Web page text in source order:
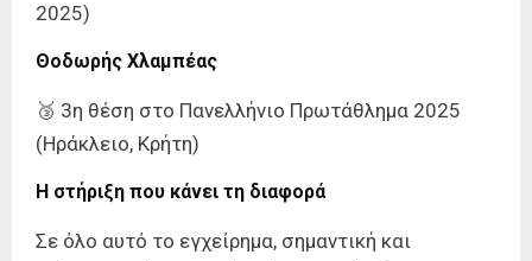
2025)
Θοδωρής Χλαμπέας
🥉 3η θέση στο Πανελλήνιο Πρωτάθλημα 2025
(Ηράκλειο, Κρήτη)
Η στήριξη που κάνει τη διαφορά
Σε όλο αυτό το εγχείρημα, σημαντική και